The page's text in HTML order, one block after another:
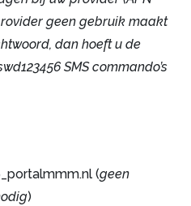
geen gebruik maakt
dan hoeft u de
SMS commando’s
(geen
)